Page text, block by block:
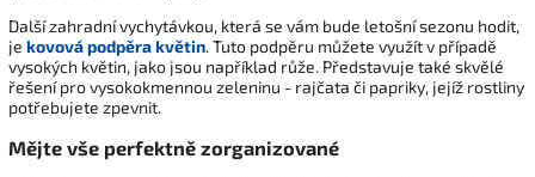
Další zahradní vychytávkou, která se vám bude letošní sezonu hodit,
je kovová podpěra květin. Tuto podpěru můžete využít v případě
vysokých květin, jako jsou například růže. Představuje také skvělé
řešení pro vysokokmennou zeleninu - rajčata či papriky, jejíž rostliny
potřebujete zpevnit.
Mějte vše perfektně zorganizované